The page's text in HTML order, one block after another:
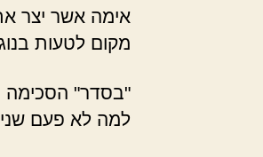
אימה אשר יצר
מקום לטעות
"בסדר"
למה לא פעם